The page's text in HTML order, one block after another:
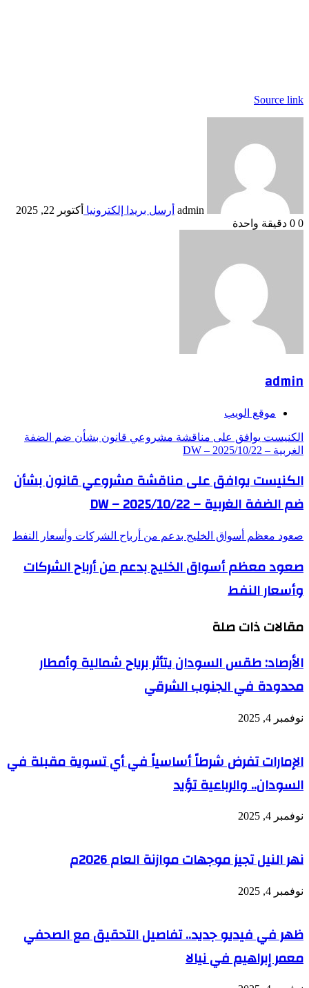
Source link
admin أرسل بريدا إلكترونيا أكتوبر 22, 2025
0
دقيقة واحدة
admin
موقع الويب
الكنيست يوافق على مناقشة مشروعي قانون بشأن ضم الضفة
الغربية – DW – 2025/10/22
الكنيست يوافق على مناقشة مشروعي قانون بشأن
ضم الضفة الغربية – DW – 2025/10/22
صعود معظم أسواق الخليج بدعم من أرباح الشركات وأسعار النفط
صعود معظم أسواق الخليج بدعم من أرباح الشركات
وأسعار النفط
مقالات ذات صلة
الأرصاد: طقس السودان يتأثر برياح شمالية وأمطار
محدودة في الجنوب الشرقي
نوفمبر 4, 2025
الإمارات تفرض شرطاً أساسياً في أي تسوية مقبلة في
السودان.. والرباعية تؤيد
نوفمبر 4, 2025
نهر النيل تجيز موجهات موازنة العام 2026م
نوفمبر 4, 2025
ظهر في فيديو جديد.. تفاصيل التحقيق مع الصحفي
معمر إبراهيم في نيالا